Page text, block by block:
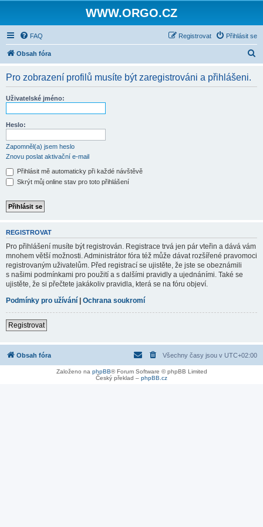
WWW.ORGO.CZ
FAQ Přihlásit se
Registrovat
Obsah fóra
Pro zobrazení profilů musíte být zaregistrováni a přihlášeni.
Uživatelské jméno:
Heslo:
Zapomněl(a) jsem heslo
Znovu poslat aktivační e-mail
Přihlásit mě automaticky při každé návštěvě
Skrýt můj online stav pro toto přihlášení
REGISTROVAT
Pro přihlášení musíte být registrován. Registrace trvá jen pár vteřin a dává vám
mnohem větší možnosti. Administrátor fóra též může dávat rozšířené pravomoci
registrovaným uživatelům. Před registrací se ujistěte, že jste se obeznámili
s našimi podmínkami pro použití a s dalšími pravidly a ujednáními. Také se
ujistěte, že si přečtete jakákoliv pravidla, která se na fóru objeví.
Podmínky pro užívání | Ochrana soukromí
Registrovat
Obsah fóra Všechny časy jsou v UTC+02:00
Založeno na phpBB® Forum Software © phpBB Limited
Český překlad – phpBB.cz